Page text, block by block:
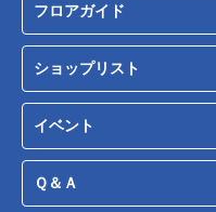
フロアガイド
ショップリスト
イベント
Ｑ＆Ａ